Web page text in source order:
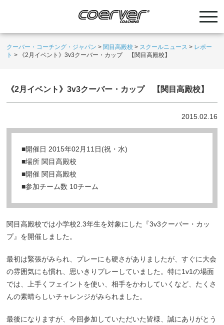
クーバー・コーチング・ジャパン > 関目高殿校 > スクールニュース > レポー
ト > 《2月イベント》3v3クーバー・カップ 【関目高殿校】
《2月イベント》3v3クーバー・カップ 【関目高殿校】
2015.02.16
■開催日 2015年02月11日(祝・水)
■場所 関目高殿校
■開催 関目高殿校
■参加チーム数 10チーム
関目高殿校では小学校2.3年生を対象にした『3v3クーバー・カッ
プ』を開催しました。
最初は緊張がみられ、プレーにも硬さがありましたが、すぐに大会
の雰囲気にも慣れ、思いきりプレーしていました。特に1v1の場面
では、上手くフェイントを使い、相手をかわしていくなど、たくさ
んの素晴らしいチャレンジがみられました。
最後になりますが、今回参加していただいた皆様、誠にありがとう